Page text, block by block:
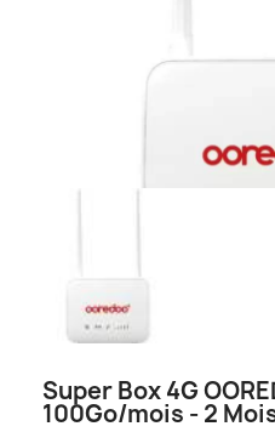
Super Box 4G
100Go/mois - 2